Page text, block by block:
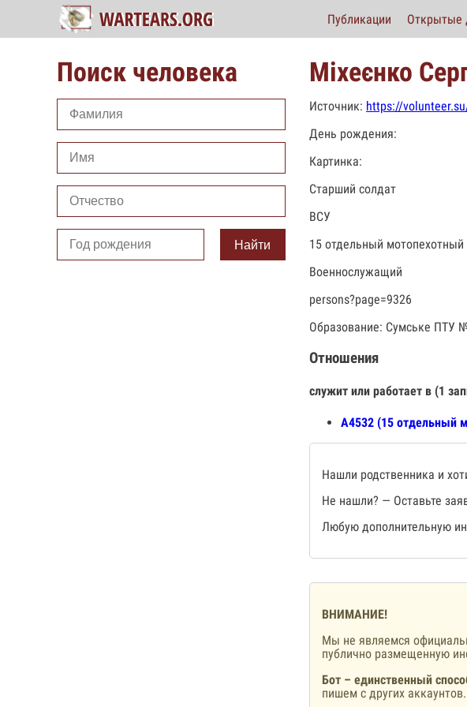
Публикации Открытые
Поиск человека
Найти
Міхеєнко
Источник: https://
День рождения:
Картинка:
Старший солдат
ВСУ
15 отдельный
Военнослужащий
persons?page=9326
Образование: Сумське ПТУ
Отношения
служит или работает в (1
А4532 (15 отдельный
Нашли родственника и
Не нашли? — Оставьте
Любую дополнительную
ВНИМАНИЕ!
Мы не являемся
публично размещенную
Бот – единственный
пишем с других аккаунтов.